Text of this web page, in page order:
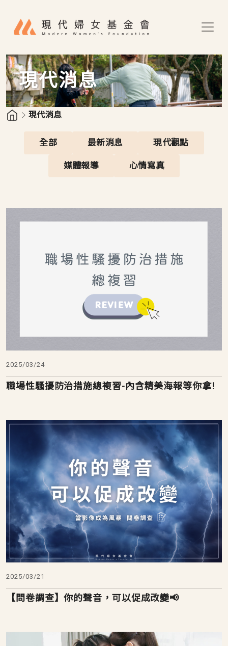
現代消息
現代消息
全部 最新消息 現代觀點
媒體報導 心情寫真
2025/03/24
職場性騷擾防治措施總複習-內含精美海報等你拿!
2025/03/21
【問卷調查】你的聲音，可以促成改變📢